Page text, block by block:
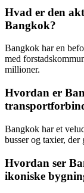
Hvad er den
Bangkok?
Bangkok har en
med
millioner.
Hvordan er
Bangkok har et
busser og taxier,
Hvordan ser
ikoniske